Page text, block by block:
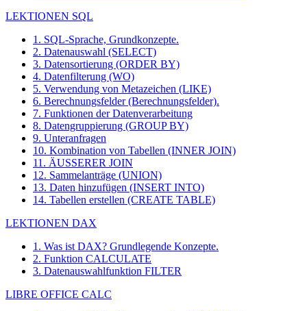
LEKTIONEN SQL
1. SQL-Sprache, Grundkonzepte.
2. Datenauswahl (SELECT)
3. Datensortierung (ORDER BY)
4. Datenfilterung (WO)
5. Verwendung von Metazeichen (LIKE)
6. Berechnungsfelder (Berechnungsfelder).
7. Funktionen der Datenverarbeitung
8. Datengruppierung (GROUP BY)
9. Unteranfragen
10. Kombination von Tabellen (INNER JOIN)
11. ÄUSSERER JOIN
12. Sammelanträge (UNION)
13. Daten hinzufügen (INSERT INTO)
14. Tabellen erstellen (CREATE TABLE)
LEKTIONEN DAX
1. Was ist DAX? Grundlegende Konzepte.
2. Funktion CALCULATE
3. Datenauswahlfunktion FILTER
LIBRE OFFICE CALC